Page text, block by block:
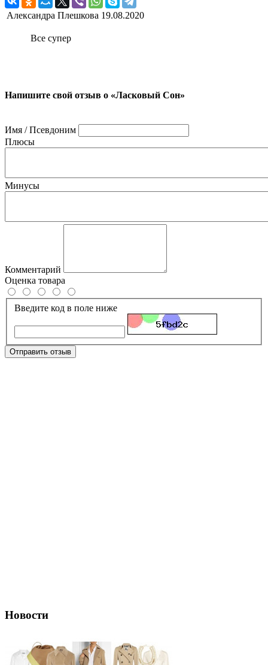
Александра Плешкова 19.08.2020
Все супер
Напишите свой отзыв о «Ласковый Сон»
Имя / Псевдоним
Плюсы
Минусы
Комментарий
Оценка товара
Введите код в поле ниже
Отправить отзыв
Новости